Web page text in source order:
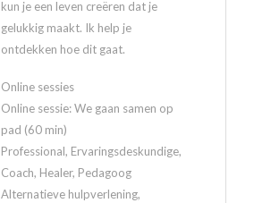
kun je een leven creëren dat je
gelukkig maakt. Ik help je
ontdekken hoe dit gaat.
Online sessies
Online sessie: We gaan samen op
pad (60 min)
Professional, Ervaringsdeskundige,
Coach, Healer, Pedagoog
Alternatieve hulpverlening,